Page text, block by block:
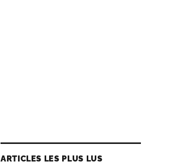
ARTICLES LES PLUS LUS